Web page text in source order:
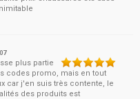
plus partie
codes promo, mais en tout
car j'en suis très contente, le
des produits est